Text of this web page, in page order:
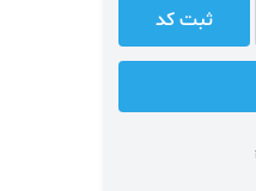
ثبت کد